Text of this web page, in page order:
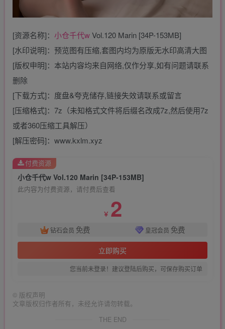
[资源名称]： 小仓千代wVol.120 Marin [34P-153MB]
[水印说明]：预览图有压缩,套图内均为原版无水印高清大图
[版权申明]：本站内容均来自网络,仅作分享,如有问题请联系
删除
[下载方式]：度盘&夸克储存,链接失效请联系或留言
[压缩格式]：7z（未知格式文件将后缀名改成7z,然后使用7z
或者360压缩工具解压）
[解压密码]：www.kxlm.xyz
小仓千代w Vol.120 Marin [34P-153MB]
此内容为付费资源，请付费后查看
￥ 2
钻石会员 免费 皇冠会员 免费
立即购买
您当前未登录！建议登陆后购买，可保存购买订单
付费资源
© 版权声明
文章版权归作者所有，未经允许请勿转载。
THE END